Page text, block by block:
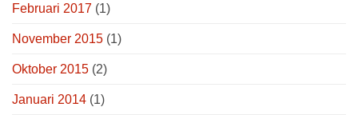
Februari 2017 (1)
November 2015 (1)
Oktober 2015 (2)
Januari 2014 (1)